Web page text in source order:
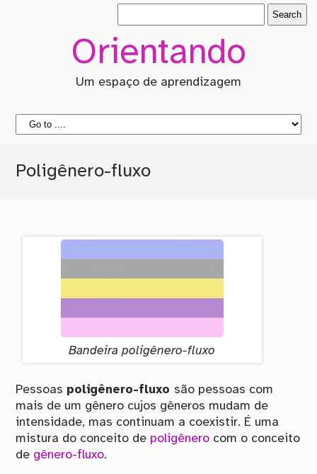
Orientando
Um espaço de aprendizagem
Poligênero-fluxo
Bandeira poligênero-fluxo
Pessoas poligênero-fluxo são pessoas com
mais de um gênero cujos gêneros mudam de
intensidade, mas continuam a coexistir. É uma
mistura do conceito de poligênero com o conceito
de gênero-fluxo.